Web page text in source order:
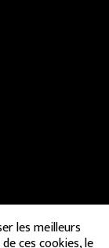
les meilleurs